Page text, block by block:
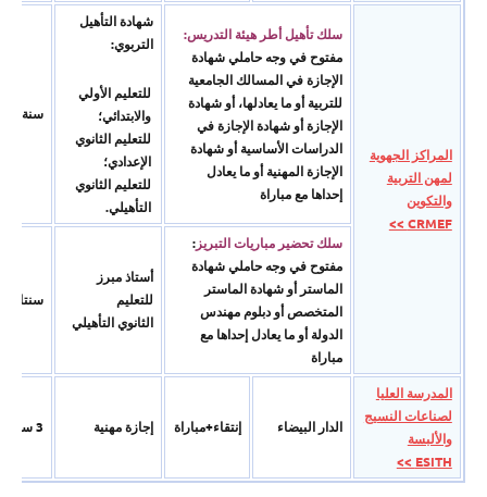
المراكز الجهوية
لمهن التربية
والتكوين
CRMEF >>
سلك تأهيل أطر هيئة التدريس:
مفتوح في وجه حاملي شهادة
الإجازة في المسالك الجامعية
للتربية أو ما يعادلها، أو شهادة
الإجازة أو شهادة الإجازة في
الدراسات الأساسية أو شهادة
الإجازة المهنية أو ما يعادل
إحداها مع مباراة
شھادة التأھیل
التربوي:
للتعلیم الأولي
والابتدائي؛
للتعلیم الثانوي
الإعدادي؛
للتعلیم الثانوي
التأھیلي.
سنة
سلك تحضير مباريات التبريز:
مفتوح في وجه حاملي شھادة
الماستر أو شھادة الماستر
المتخصص أو دبلوم مھندس
الدولة أو ما یعادل إحداھا مع
مباراة
أستاذ مبرز
للتعلیم
الثانوي التأھیلي
سنتان
المدرسة العليا
لصناعات النسيج
والألبسة
ESITH >>
الدار البیضاء إنتقاء+مباراة إجازة مھنیة 3 سنوات